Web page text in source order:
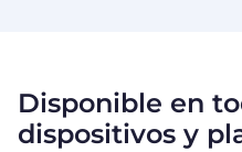
Disponible en
dispositivos y